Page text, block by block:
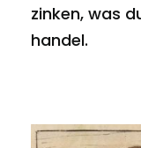
zinken, was
handel.